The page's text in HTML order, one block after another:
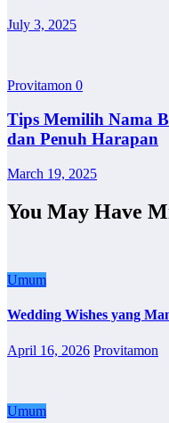
July 3, 2025
Provitamon 0
Tips Memilih Nama
dan Penuh Harapan
March 19, 2025
You May Have
Umum
Wedding Wishes yang
April 16, 2026 Provitamon
Umum